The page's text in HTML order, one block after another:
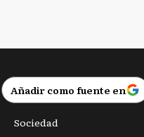
Añadir como fuente en
Sociedad